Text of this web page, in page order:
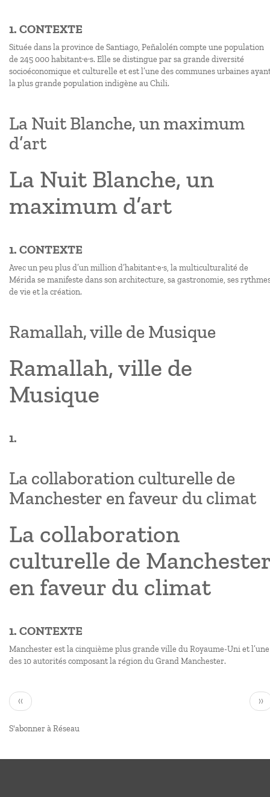
1. CONTEXTE
Située dans la province de Santiago, Peñalolén compte une population
de 245 000 habitant·e·s. Elle se distingue par sa grande diversité
socioéconomique et culturelle et est l’une des communes urbaines
la plus grande population indigène au Chili.
La Nuit Blanche, un maximum
d’art
La Nuit Blanche, un
maximum d’art
1. CONTEXTE
Avec un peu plus d’un million d’habitant·e·s, la multiculturalité de
Mérida se manifeste dans son architecture, sa gastronomie, ses
de vie et la création.
Ramallah, ville de Musique
Ramallah, ville de
Musique
1.
La collaboration culturelle de
Manchester en faveur du climat
La collaboration
culturelle de Manchester
en faveur du climat
1. CONTEXTE
Manchester est la cinquième plus grande ville du Royaume-Uni et l’une
des 10 autorités composant la région du Grand Manchester.
Pagination
Page
précédente
‹‹ ››
S'abonner à Réseau